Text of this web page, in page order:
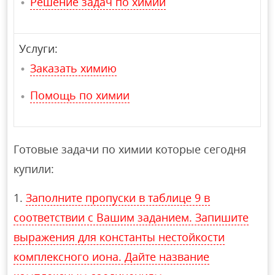
Услуги:
Заказать химию
Помощь по химии
Готовые задачи по химии которые сегодня
купили:
Заполните пропуски в таблице 9 в
соответствии с Вашим заданием. Запишите
выражения для константы нестойкости
комплексного иона. Дайте название